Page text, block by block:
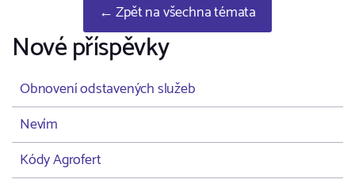
← Zpět na všechna témata
Nové příspěvky
Obnovení odstavených služeb
Nevím
Kódy Agrofert